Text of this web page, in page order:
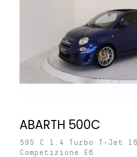
ABARTH 500C
595 C 1.4 Turbo T-Jet
Competizione E6